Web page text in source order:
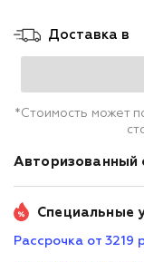
Доставка в
*Стоимость может
Авторизованный
Специальные
Рассрочка от 3219